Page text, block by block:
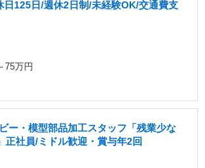
日125日/週休2日制/未経験OK/交通費支
75万円
ー・模型部品加工スタッフ「残業少な
正社員/ミドル歓迎・賞与年2回